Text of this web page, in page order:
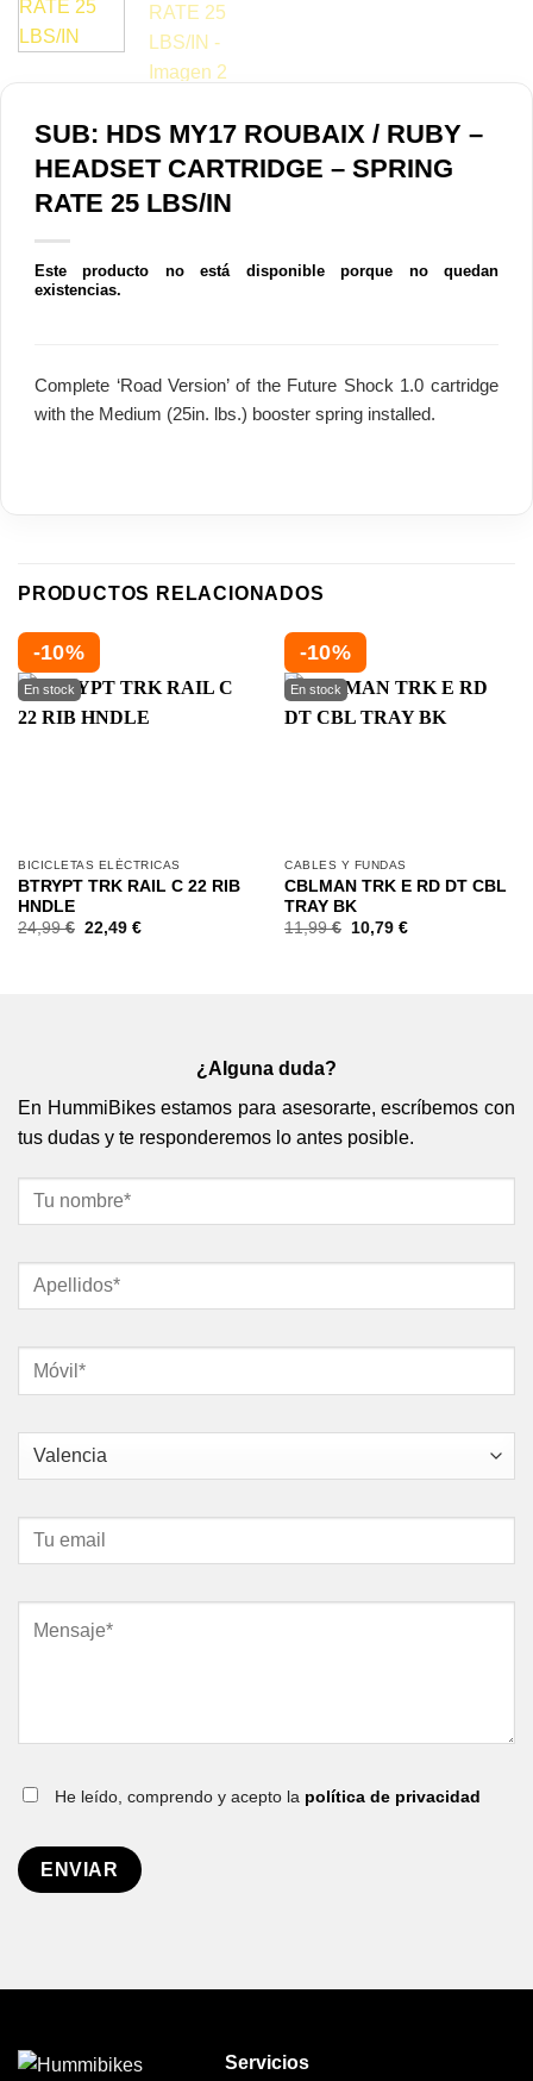
SUB: HDS MY17 ROUBAIX / RUBY –
HEADSET CARTRIDGE – SPRING
RATE 25 LBS/IN
Este producto no está disponible porque no quedan
existencias.
Complete ‘Road Version’ of the Future Shock 1.0 cartridge
with the Medium (25in. lbs.) booster spring installed.
PRODUCTOS RELACIONADOS
-10%
BICICLETAS ELÉCTRICAS
BTRYPT TRK RAIL C 22 RIB
HNDLE
24,99€ 22,49€
-10%
CABLES Y FUNDAS
CBLMAN TRK E RD DT CBL
TRAY BK
11,99€ 10,79€
¿Alguna duda?
En HummiBikes estamos para asesorarte, escríbemos con
tus dudas y te responderemos lo antes posible.
He leído, comprendo y acepto la política de privacidad
Servicios